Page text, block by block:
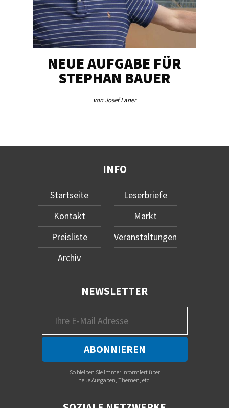
NEUE AUFGABE FÜR
STEPHAN BAUER
von Josef Laner
INFO
Startseite
Kontakt
Preisliste
Archiv
Leserbriefe
Markt
Veranstaltungen
NEWSLETTER
So bleiben Sie immer informiert über
neue Ausgaben, Themen, etc.